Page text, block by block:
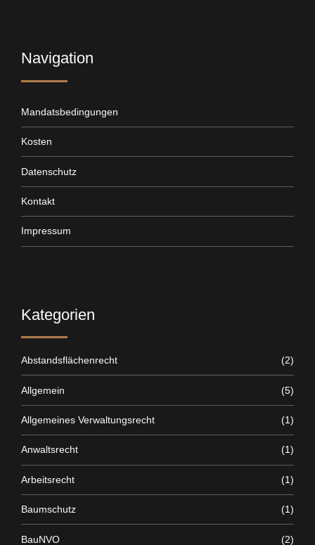
Navigation
Mandatsbedingungen
Kosten
Datenschutz
Kontakt
Impressum
Kategorien
Abstandsflächenrecht (2)
Allgemein (5)
Allgemeines Verwaltungsrecht (1)
Anwaltsrecht (1)
Arbeitsrecht (1)
Baumschutz (1)
BauNVO (2)